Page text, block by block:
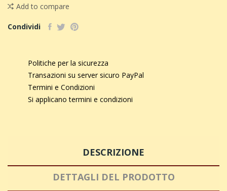
Add to compare
Condividi
Politiche per la sicurezza
Transazioni su server sicuro PayPal
Termini e Condizioni
Si applicano termini e condizioni
DESCRIZIONE
DETTAGLI DEL PRODOTTO